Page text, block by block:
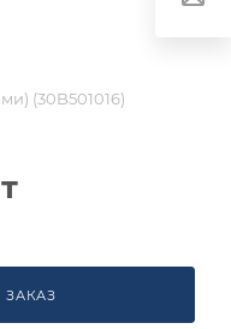
(30B501016)
ЗАКАЗ